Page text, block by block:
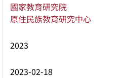
國家教育研究院
原住民族教育研究中心
2023
2023-02-18